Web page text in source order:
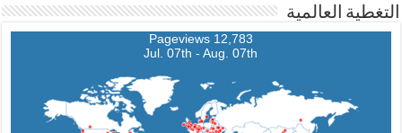
التغطية العالمية
12,783 Pageviews
Jul. 07th - Aug. 07th